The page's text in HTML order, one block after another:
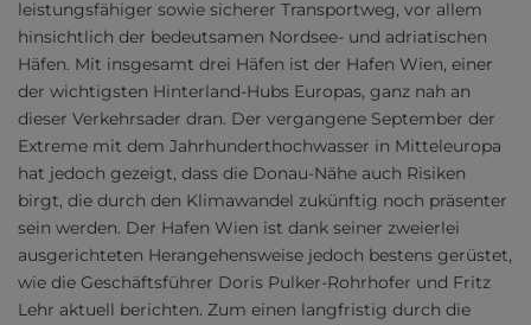
leistungsfähiger sowie sicherer Transportweg, vor allem
hinsichtlich der bedeutsamen Nordsee- und adriatischen
Häfen. Mit insgesamt drei Häfen ist der Hafen Wien, einer
der wichtigsten Hinterland-Hubs Europas, ganz nah an
dieser Verkehrsader dran. Der vergangene September der
Extreme mit dem Jahrhunderthochwasser in Mitteleuropa
hat jedoch gezeigt, dass die Donau-Nähe auch Risiken
birgt, die durch den Klimawandel zukünftig noch präsenter
sein werden. Der Hafen Wien ist dank seiner zweierlei
ausgerichteten Herangehensweise jedoch bestens gerüstet,
wie die Geschäftsführer Doris Pulker-Rohrhofer und Fritz
Lehr aktuell berichten. Zum einen langfristig durch die